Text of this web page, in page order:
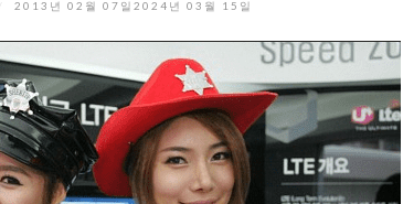
2013년 02월 07일2024년 03월 15일